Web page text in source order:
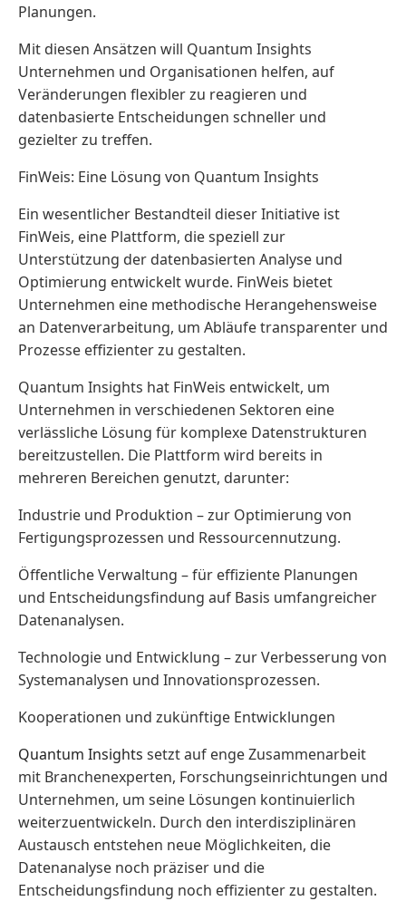
Planungen.
Mit diesen Ansätzen will Quantum Insights
Unternehmen und Organisationen helfen, auf
Veränderungen flexibler zu reagieren und
datenbasierte Entscheidungen schneller und
gezielter zu treffen.
FinWeis: Eine Lösung von Quantum Insights
Ein wesentlicher Bestandteil dieser Initiative ist
FinWeis, eine Plattform, die speziell zur
Unterstützung der datenbasierten Analyse und
Optimierung entwickelt wurde. FinWeis bietet
Unternehmen eine methodische Herangehensweise
an Datenverarbeitung, um Abläufe transparenter und
Prozesse effizienter zu gestalten.
Quantum Insights hat FinWeis entwickelt, um
Unternehmen in verschiedenen Sektoren eine
verlässliche Lösung für komplexe Datenstrukturen
bereitzustellen. Die Plattform wird bereits in
mehreren Bereichen genutzt, darunter:
Industrie und Produktion – zur Optimierung von
Fertigungsprozessen und Ressourcennutzung.
Öffentliche Verwaltung – für effiziente Planungen
und Entscheidungsfindung auf Basis umfangreicher
Datenanalysen.
Technologie und Entwicklung – zur Verbesserung von
Systemanalysen und Innovationsprozessen.
Kooperationen und zukünftige Entwicklungen
Quantum Insights setzt auf enge Zusammenarbeit
mit Branchenexperten, Forschungseinrichtungen und
Unternehmen, um seine Lösungen kontinuierlich
weiterzuentwickeln. Durch den interdisziplinären
Austausch entstehen neue Möglichkeiten, die
Datenanalyse noch präziser und die
Entscheidungsfindung noch effizienter zu gestalten.